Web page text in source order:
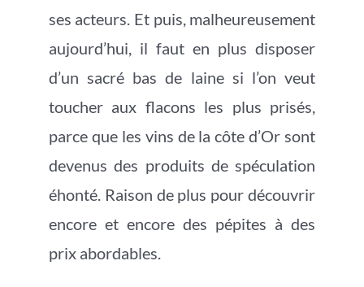
ses acteurs. Et puis, malheureusement
aujourd’hui, il faut en plus disposer
d’un sacré bas de laine si l’on veut
toucher aux flacons les plus prisés,
parce que les vins de la côte d’Or sont
devenus des produits de spéculation
éhonté. Raison de plus pour découvrir
encore et encore des pépites à des
prix abordables.